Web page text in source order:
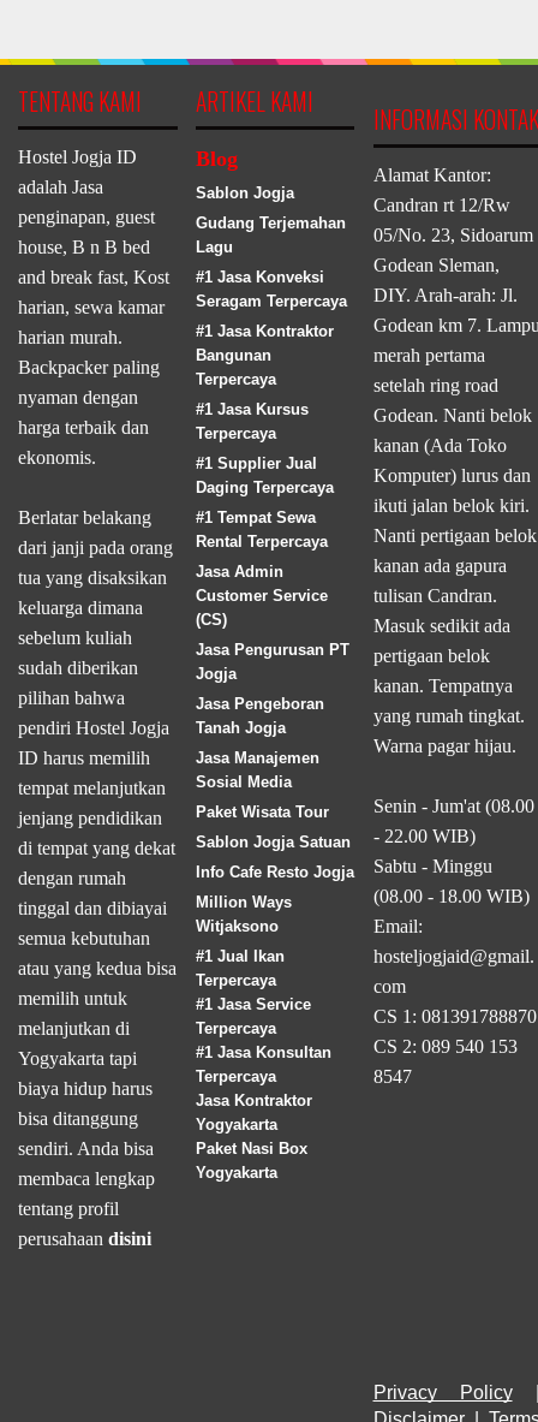
TENTANG KAMI
Hostel Jogja ID
adalah Jasa
penginapan, guest
house, B n B bed
and break fast, Kost
harian, sewa kamar
harian murah.
Backpacker paling
nyaman dengan
harga terbaik dan
ekonomis.
Berlatar belakang
dari janji pada orang
tua yang disaksikan
keluarga dimana
sebelum kuliah
sudah diberikan
pilihan bahwa
pendiri Hostel Jogja
ID harus memilih
tempat melanjutkan
jenjang pendidikan
di tempat yang dekat
dengan rumah
tinggal dan dibiayai
semua kebutuhan
atau yang kedua bisa
memilih untuk
melanjutkan di
Yogyakarta tapi
biaya hidup harus
bisa ditanggung
sendiri. Anda bisa
membaca lengkap
tentang profil
perusahaan disini
ARTIKEL KAMI
Blog
Sablon Jogja
Gudang Terjemahan
Lagu
#1 Jasa Konveksi
Seragam Terpercaya
#1 Jasa Kontraktor
Bangunan
Terpercaya
#1 Jasa Kursus
Terpercaya
#1 Supplier Jual
Daging Terpercaya
#1 Tempat Sewa
Rental Terpercaya
Jasa Admin
Customer Service
(CS)
Jasa Pengurusan PT
Jogja
Jasa Pengeboran
Tanah Jogja
Jasa Manajemen
Sosial Media
Paket Wisata Tour
Sablon Jogja Satuan
Info Cafe Resto Jogja
Million Ways
Witjaksono
#1 Jual Ikan
Terpercaya
#1 Jasa Service
Terpercaya
#1 Jasa Konsultan
Terpercaya
Jasa Kontraktor
Yogyakarta
Paket Nasi Box
Yogyakarta
INFORMASI KONTAK
Alamat Kantor:
Candran rt 12/Rw
05/No. 23, Sidoarum
Godean Sleman,
DIY. Arah-arah: Jl.
Godean km 7.
merah pertama
setelah ring road
Godean. Nanti belok
kanan (Ada Toko
Komputer) lurus dan
ikuti jalan belok kiri.
Nanti pertigaan belok
kanan ada gapura
tulisan Candran.
Masuk sedikit ada
pertigaan belok
kanan. Tempatnya
yang rumah tingkat.
Warna pagar hijau.
Senin - Jum'at (08.00
- 22.00 WIB)
Sabtu - Minggu
(08.00 - 18.00 WIB)
Email:
hosteljogjaid@gmail.
com
CS 1: 081391788870
CS 2: 089 540 153
8547
Privacy Policy